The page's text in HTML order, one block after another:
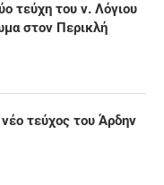
τεύχη του ν. Λόγιου
στον Περικλή
τεύχος του Άρδην